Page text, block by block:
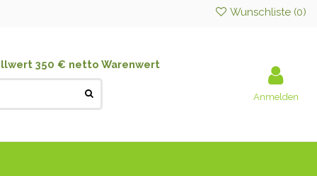
Wunschliste (0)
350 € netto Warenwert
Anmelden